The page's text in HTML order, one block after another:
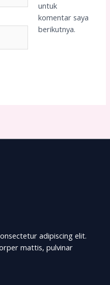
untuk
komentar saya
berikutnya.
adipiscing elit.
mattis, pulvinar